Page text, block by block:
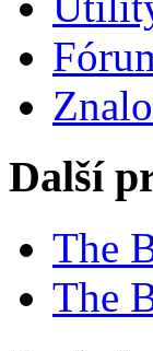
Další
The
The